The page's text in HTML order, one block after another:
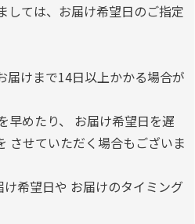
しては、お届け希望日のご指定
届けまで14日以上かかる場合が
早めたり、 お届け希望日を遅
させていただく場合もございま
希望日や お届けのタイミング